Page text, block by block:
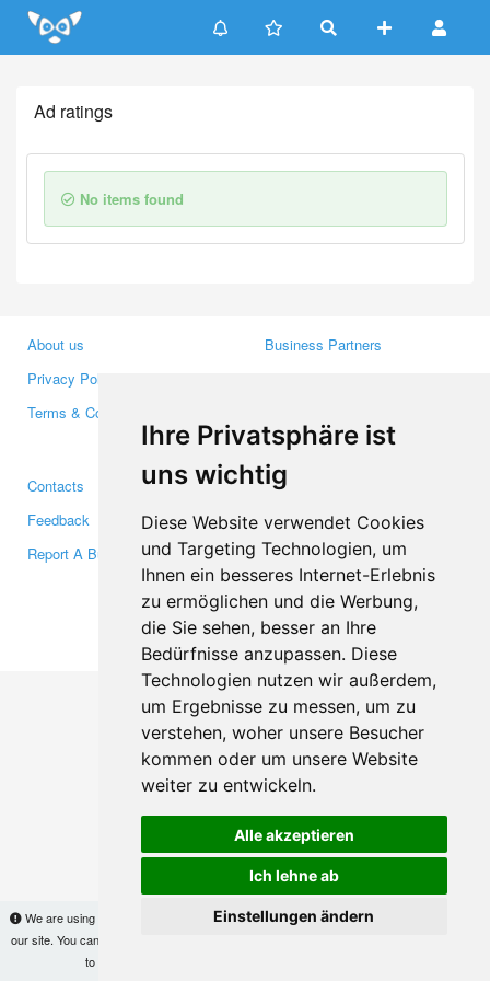
Ihre Privatsphäre ist
uns wichtig
Diese Website verwendet Cookies
und Targeting Technologien, um
Ihnen ein besseres Internet-Erlebnis
zu ermöglichen und die Werbung,
die Sie sehen, besser an Ihre
Bedürfnisse anzupassen. Diese
Technologien nutzen wir außerdem,
um Ergebnisse zu messen, um zu
verstehen, woher unsere Besucher
kommen oder um unsere Website
weiter zu entwickeln.
Alle akzeptieren
Ich lehne ab
Einstellungen ändern
Update cookies preferences
We are using cookies to provide statistics that help us give you the best experience of
our site. You can find out more
to use the site without changes, you are agreeing to it.
Ad ratings
No items found
About us
Privacy Policy
Terms & Conditions
Business Partners
Media
Contacts
Feedback
Report A Bug
Facebook
Twitter
YouTube
Google+
Makis© Copyright 2026